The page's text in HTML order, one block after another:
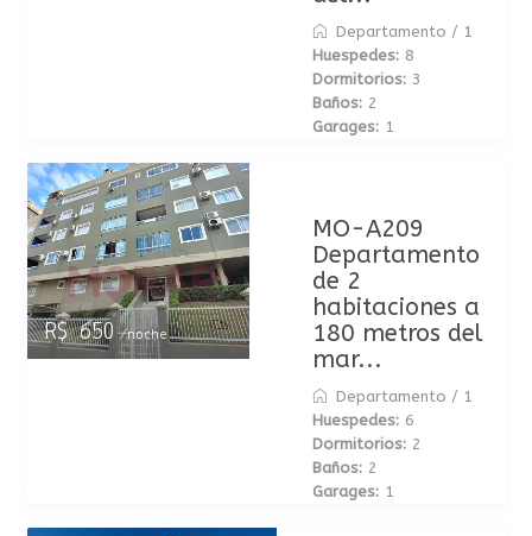
Departamento / 1
Huespedes: 8
Dormitorios: 3
Baños: 2
Garages: 1
R$ 650/noche
MO-A209
Departamento
de 2
habitaciones a
180 metros del
mar...
Departamento / 1
Huespedes: 6
Dormitorios: 2
Baños: 2
Garages: 1